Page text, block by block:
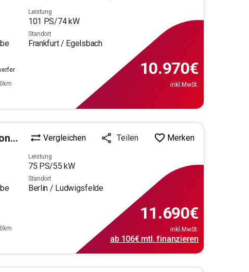
Leistung
101 PS/74kW
Standort
Frankfurt / Egelsbach
10.970€
inkl.MwSt.
Vergleichen Teilen Merken
Leistung
75 PS/55 kW
Standort
Berlin / Ludwigsfelde
11.690€
inkl.MwSt.
ab 106€mtl. finanzieren